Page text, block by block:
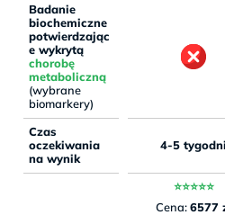
Badanie
biochemiczne
potwierdzając
e wykrytą
chorobę
metaboliczną
(wybrane
biomarkery)
Czas
oczekiwania
na wynik
4-5 tygodni
⭐⭐⭐⭐⭐
Cena:6577